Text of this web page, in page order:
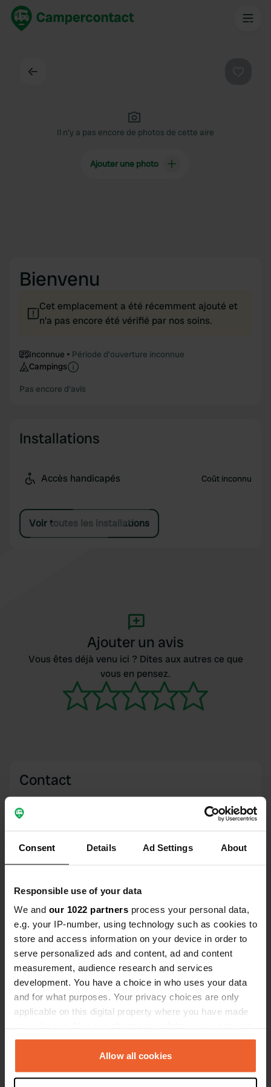
Consent Details Ad Settings About
Responsible use of your data
We and our 1022 partners process your personal data,
e.g. your IP-number, using technology such as cookies to
store and access information on your device in order to
serve personalized ads and content, ad and content
measurement, audience research and services
development. You have a choice in who uses your data
and for what purposes. Your privacy choices are only
applicable on this digital property where you have made
any time from the Cookie Declaration or by clicking on
the Privacy trigger icon.Allow all cookies
Il n'y a pas encore de photos de cette aire
Ajouter une photo
Bienvenu
Cet emplacement a été récemment ajouté et
n'a pas encore été vérifié par nos soins.
Inconnue
Période d'ouverture inconnue
Campings
Pas encore d'avis
Installations
Accès handicapés Coût inconnu
Voir toutes les installations
Ajouter un avis
Vous êtes déjà venu ici ? Dites aux autres ce que
vous en pensez.
Contact
Coordonnées
44.062865 -1.071891
Copie
Passer àPRO+
pour toutes les coordonnées PRO+
Carte
Visitez le site Web Copie